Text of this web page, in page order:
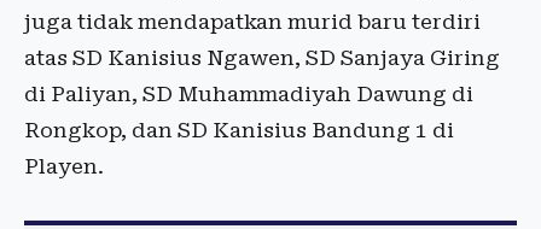
juga tidak mendapatkan murid baru terdiri
atas SD Kanisius Ngawen, SD Sanjaya Giring
di Paliyan, SD Muhammadiyah Dawung di
Rongkop, dan SD Kanisius Bandung 1 di
Playen.